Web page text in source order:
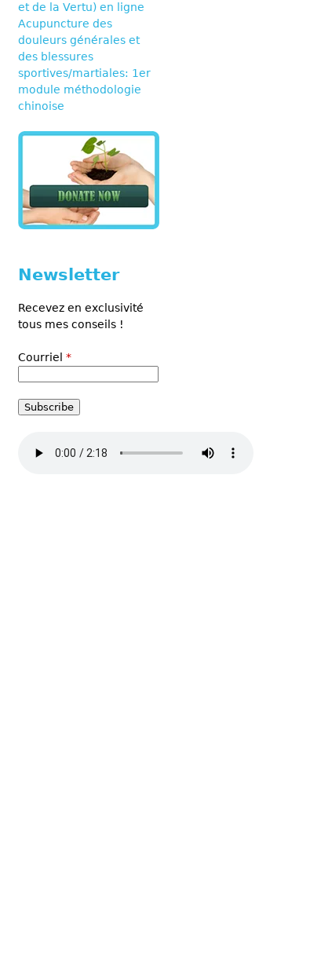
et de la Vertu) en ligne
Acupuncture des
douleurs générales et
des blessures
sportives/martiales: 1er
module méthodologie
chinoise
Newsletter
Recevez en exclusivité
tous mes conseils !
Courriel *